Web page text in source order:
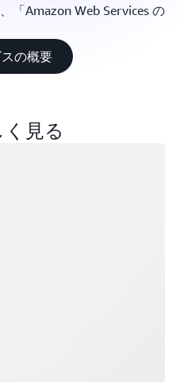
「Amazon Web Services の
の概要
見る